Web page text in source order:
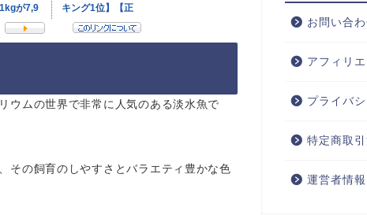
ウムの世界で非常に人気のある淡水魚で
その飼育のしやすさとバラエティ豊かな色
お問い合
アフィリ
プライバ
特定商取
運営者情報